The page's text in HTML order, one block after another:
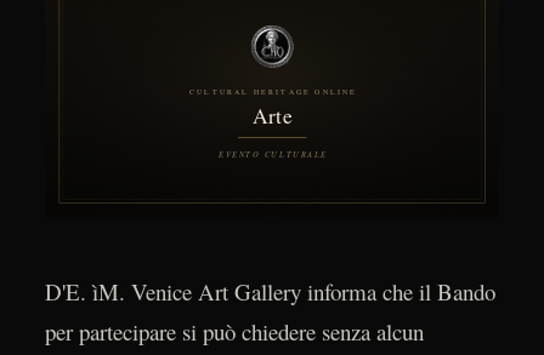
D'E. ìM. Venice Art Gallery informa che il Bando
per partecipare si può chiedere senza alcun